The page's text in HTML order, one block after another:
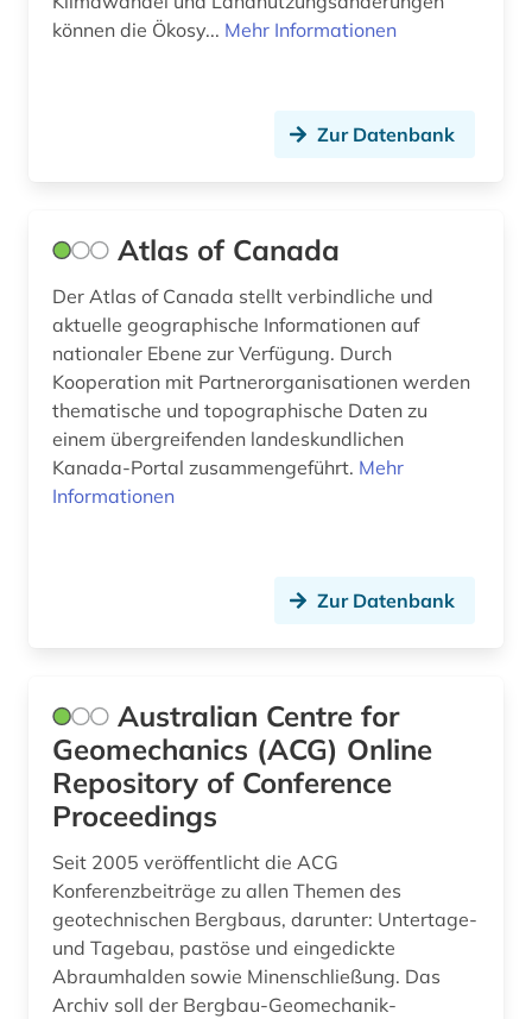
grundwasserverschmutzung (1)
hochschulschrift (1)
hochwasser (1)
holz (1)
holzbearbeitung (1)
hydrobiologie (1)
hydrochemie (1)
hydrologie (14)
hydrometeorologie (2)
hüttenwesen (1)
iberische halbinsel (1)
können die Ökosy... Mehr Informationen
Zur Datenbank
Atlas of Canada
Der Atlas of Canada stellt verbindliche und
aktuelle geographische Informationen auf
nationaler Ebene zur Verfügung. Durch
Kooperation mit Partnerorganisationen werden
thematische und topographische Daten zu
einem übergreifenden landeskundlichen
Kanada-Portal zusammengeführt. Mehr
Informationen
Zur Datenbank
Australian Centre for
Geomechanics (ACG) Online
Repository of Conference
Proceedings
Seit 2005 veröffentlicht die ACG
Konferenzbeiträge zu allen Themen des
geotechnischen Bergbaus, darunter: Untertage-
und Tagebau, pastöse und eingedickte
Abraumhalden sowie Minenschließung. Das
Archiv soll der Bergbau-Geomechanik-